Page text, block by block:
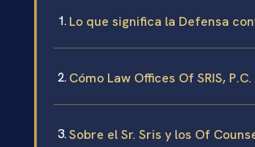
Lo que significa la Defensa
Cómo Law Offices Of SRIS,
Sobre el Sr. Sris y los Of